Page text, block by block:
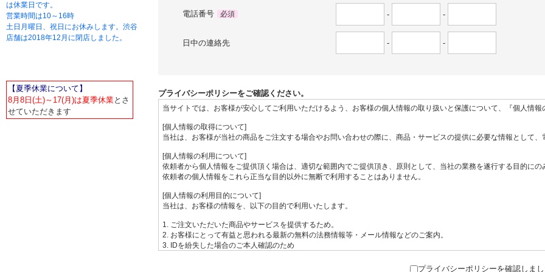
は休業日です。
営業時間は10～16時
土日月曜日、祝日にお休みします。渋谷
店舗は2018年12月に閉店しました。
【夏季休業について】
8月8日(土)～17(月)は夏季休業とさ
せていただきます
電話番号 必須 - -
日中の連絡先 - -
プライバシーポリシーをご確認ください。
プライバシーポリシーを確認しま